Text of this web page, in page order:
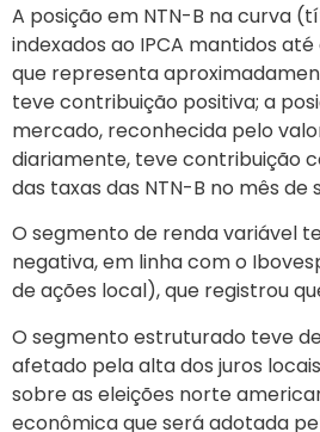
A posição em NTN-B na curva
indexados ao IPCA mantidos
que representa
teve contribuição positiva; a
mercado, reconhecida pelo
diariamente, teve contribuição
das taxas das NTN-B no mês de
O segmento de renda variável
negativa, em linha com o
de ações local), que registrou
O segmento estruturado teve
afetado pela alta dos juros
sobre as eleições norte
econômica que será adotada